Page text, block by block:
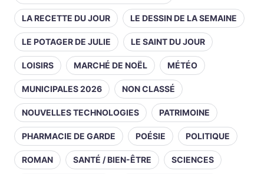
LA RECETTE DU JOUR LE DESSIN DE LA SEMAINE
LE POTAGER DE JULIE LE SAINT DU JOUR
LOISIRS MARCHÉ DE NOËL MÉTÉO
MUNICIPALES 2026 NON CLASSÉ
NOUVELLES TECHNOLOGIES PATRIMOINE
PHARMACIE DE GARDE POÉSIE POLITIQUE
ROMAN SANTÉ / BIEN-ÊTRE SCIENCES